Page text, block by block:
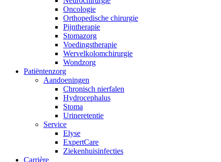
Productassortiment
Vind het product dat je zoekt. Bekijk hier het complete
Heb je een vraag? Neem contact met ons op.
Oncologie
Orthopedische chirurgie
Pijntherapie
Stomazorg
Voedingstherapie
Wervelkolomchirurgie
Wondzorg
Patiëntenzorg
Aandoeningen
Chronisch nierfalen
​​Hydrocephalus
Stoma
Urineretentie
Service
Elyse
ExpertCare
Ziekenhuisinfecties
Carrière